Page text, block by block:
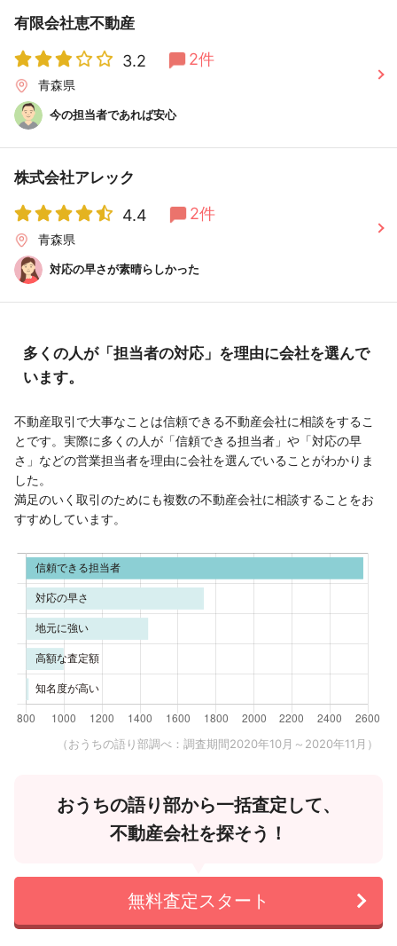
有限会社恵不動産
3.2 2件
青森県
今の担当者であれば安心
株式会社アレック
4.4 2件
青森県
対応の早さが素晴らしかった
多くの人が「担当者の対応」を理由に会社を選んで
います。
不動産取引で大事なことは信頼できる不動産会社に相談をするこ
とです。実際に多くの人が「信頼できる担当者」や「対応の早
さ」などの営業担当者を理由に会社を選んでいることがわかりま
した。
満足のいく取引のためにも複数の不動産会社に相談することをお
すすめしています。
（おうちの語り部調べ：調査期間2020年10月～2020年11月）
おうちの語り部から一括査定して、
不動産会社を探そう！
無料査定スタート